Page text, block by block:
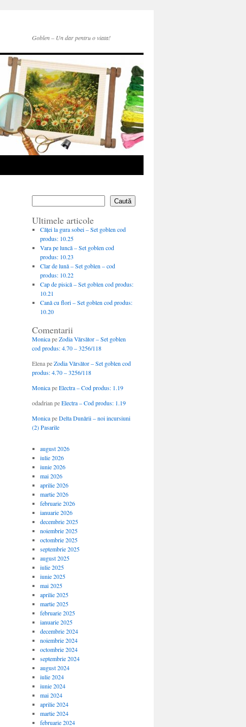
Goblen – Un dar pentru o viata!
Caută
Ultimele articole
Căţei la gura sobei – Set goblen cod
produs: 10.25
Vara pe luncă – Set goblen cod
produs: 10.23
Clar de lună – Set goblen – cod
produs: 10.22
Cap de pisică – Set goblen cod produs:
10.21
Cană cu flori – Set goblen cod produs:
10.20
Comentarii
MonicapeZodia Vărsător – Set goblen
cod produs: 4.70 – 3256/118
ElenapeZodia Vărsător – Set goblen cod
produs: 4.70 – 3256/118
MonicapeElectra – Cod produs: 1.19
odadrian peElectra – Cod produs: 1.19
MonicapeDelta Dunării – noi incursiuni
(2) Pasarile
august 2026
iulie 2026
iunie 2026
mai 2026
aprilie 2026
martie 2026
februarie 2026
ianuarie 2026
decembrie 2025
noiembrie 2025
octombrie 2025
septembrie 2025
august 2025
iulie 2025
iunie 2025
mai 2025
aprilie 2025
martie 2025
februarie 2025
ianuarie 2025
decembrie 2024
noiembrie 2024
octombrie 2024
septembrie 2024
august 2024
iulie 2024
iunie 2024
mai 2024
aprilie 2024
martie 2024
februarie 2024